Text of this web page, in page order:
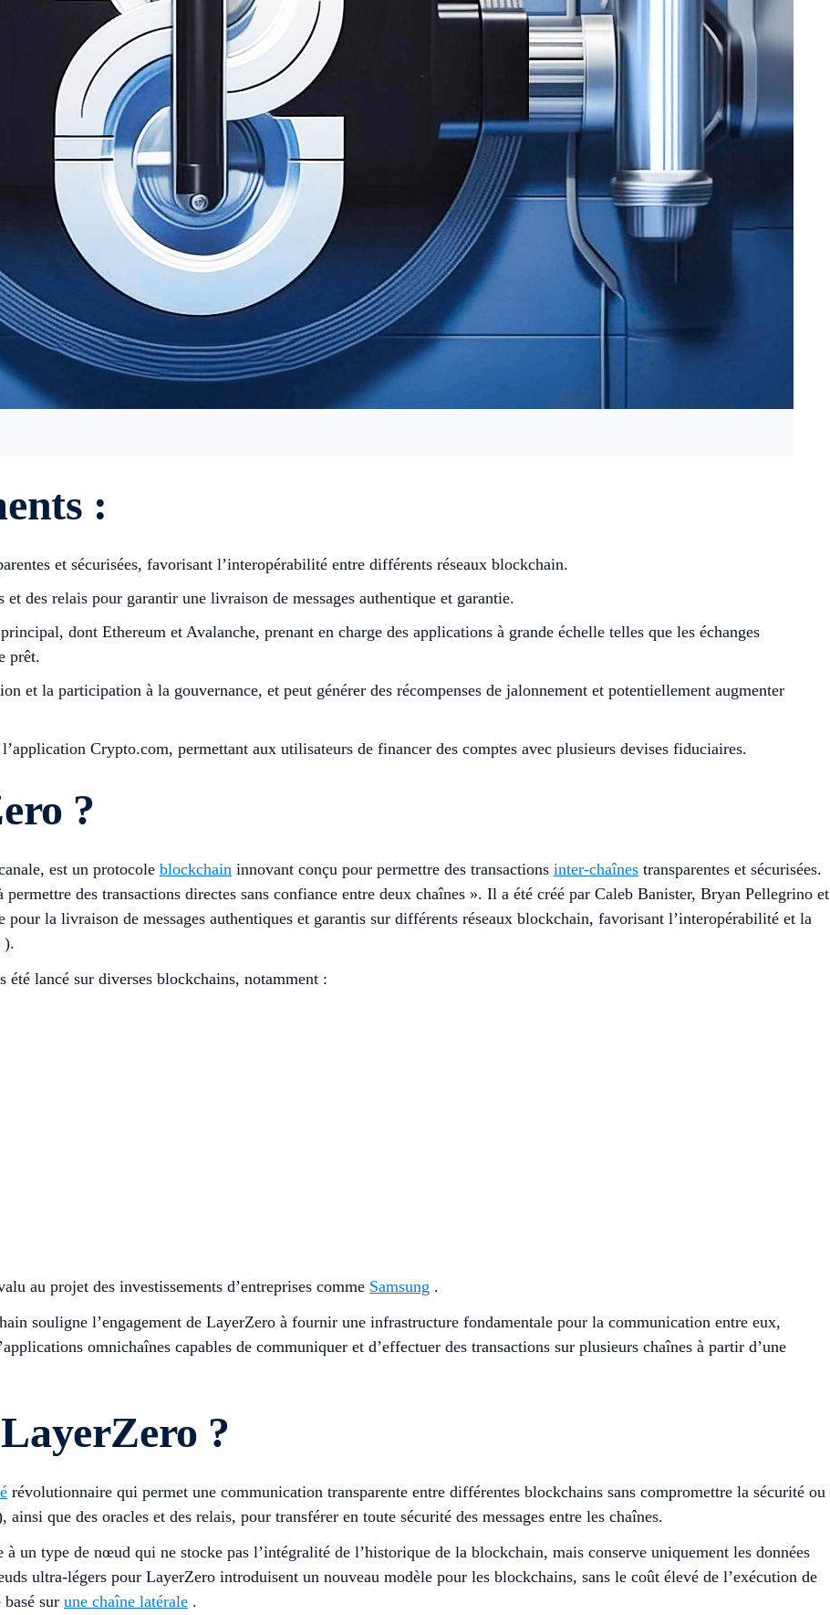
:
et sécurisées, favorisant l’interopérabilité entre différents réseaux blockchain.
des relais pour garantir une livraison de messages authentique et garantie.
dont Ethereum et Avalanche, prenant en charge des applications à grande échelle telles que les échanges
prêt.
et la participation à la gouvernance, et peut générer des récompenses de jalonnement et potentiellement augmenter
Crypto.com, permettant aux utilisateurs de financer des comptes avec plusieurs devises fiduciaires.
?
est un protocole blockchain innovant conçu pour permettre des transactions inter-chaînes transparentes et sécurisées.
des transactions directes sans confiance entre deux chaînes ». Il a été créé par Caleb Banister, Bryan Pellegrino et
la livraison de messages authentiques et garantis sur différents réseaux blockchain, favorisant l’interopérabilité et la
).
lancé sur diverses blockchains, notamment :
au projet des investissements d’entreprises comme Samsung .
souligne l’engagement de LayerZero à fournir une infrastructure fondamentale pour la communication entre eux,
omnichaînes capables de communiquer et d’effectuer des transactions sur plusieurs chaînes à partir d’une
?
révolutionnaire qui permet une communication transparente entre différentes blockchains sans compromettre la sécurité ou
que des oracles et des relais, pour transférer en toute sécurité des messages entre les chaînes.
un type de nœud qui ne stocke pas l’intégralité de l’historique de la blockchain, mais conserve uniquement les données
ultra-légers pour LayerZero introduisent un nouveau modèle pour les blockchains, sans le coût élevé de l’exécution de
sur une chaîne latérale .